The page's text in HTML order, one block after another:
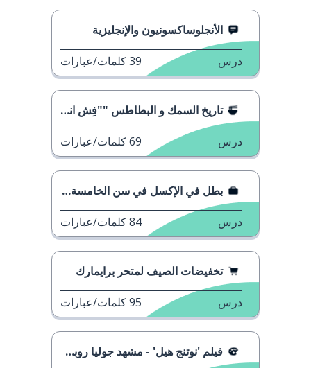
الأنجلوساكسونيون والإنجليزية
درس 39كلمات/عبارات
تاريخ السمك و البطاطس ""فِش اند شيبس
درس 69كلمات/عبارات
بطل في الإكسل في سن الخامسة عشرة
درس 84كلمات/عبارات
تخفيضات الصيف لمتحر برايمارك
درس 95كلمات/عبارات
فيلم 'نوتنج هيل' - مشهد جوليا روبرتس